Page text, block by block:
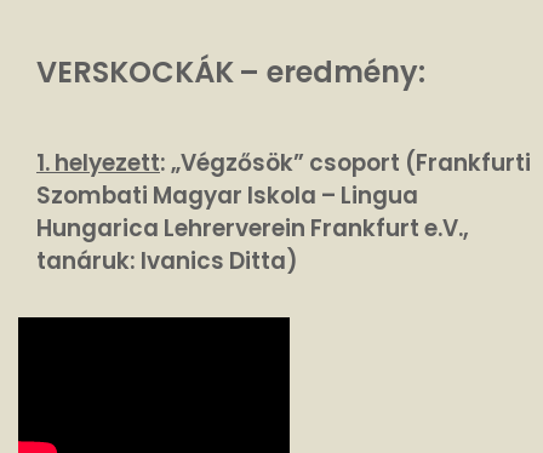
VERSKOCKÁK– eredmény:
1. helyezett: „Végzősök” csoport (Frankfurti
Szombati Magyar Iskola – Lingua
Hungarica Lehrerverein Frankfurt e.V.,
tanáruk: Ivanics Ditta)